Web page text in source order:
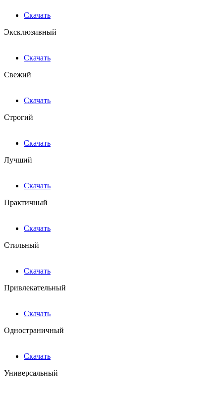
Скачать
Эксклюзивный
Скачать
Свежий
Скачать
Строгий
Скачать
Лучший
Скачать
Практичный
Скачать
Стильный
Скачать
Привлекательный
Скачать
Одностраничный
Скачать
Универсальный